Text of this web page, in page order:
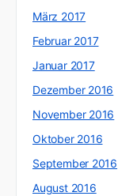
März 2017
Februar 2017
Januar 2017
Dezember 2016
November 2016
Oktober 2016
September 2016
August 2016